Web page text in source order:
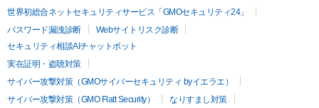
世界初総合ネットセキュリティサービス「GMOセキュリティ24」
パスワード漏洩診断
Webサイトリスク診断
セキュリティ相談AIチャットボット
実在証明・盗聴対策
サイバー攻撃対策（GMOサイバーセキュリティ byイエラエ）
サイバー攻撃対策（GMO Flatt Security）
なりすまし対策